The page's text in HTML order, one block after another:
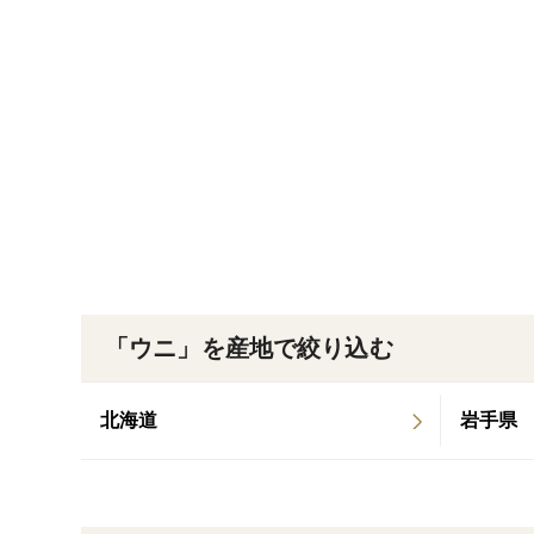
「ウニ」を産地で絞り込む
北海道 岩手県